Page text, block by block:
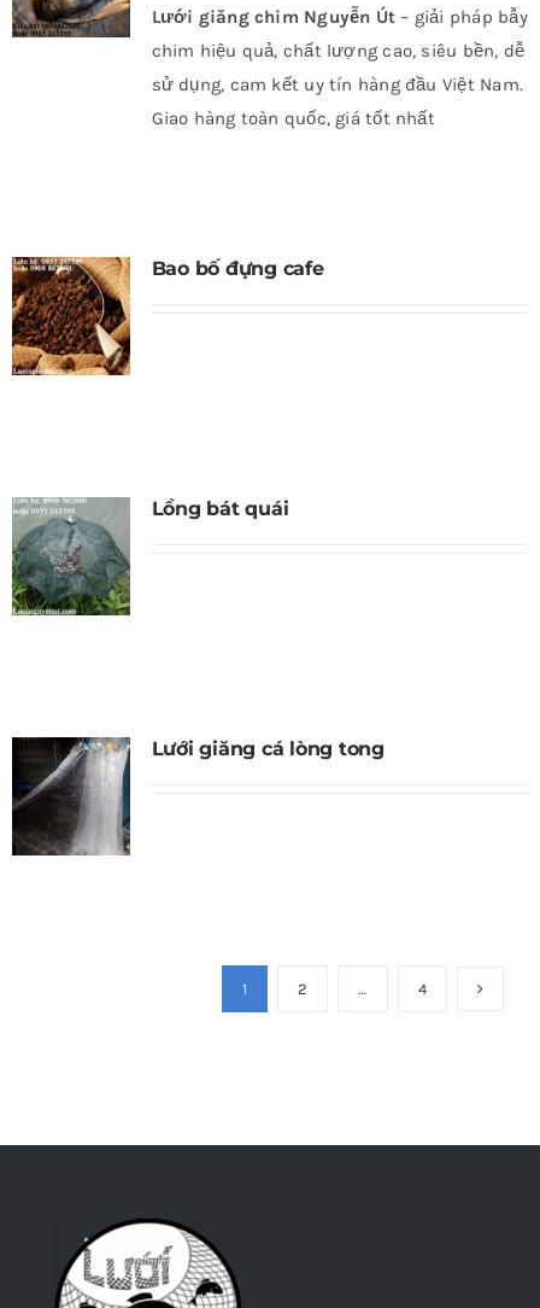
Lưới giăng chim Nguyễn Út – giải pháp bẫy
chim hiệu quả, chất lượng cao, siêu bền, dễ
sử dụng, cam kết uy tín hàng đầu Việt Nam.
Giao hàng toàn quốc, giá tốt nhất
Bao bố đựng cafe
Lồng bát quái
Lưới giăng cá lòng tong
1 2 … 4